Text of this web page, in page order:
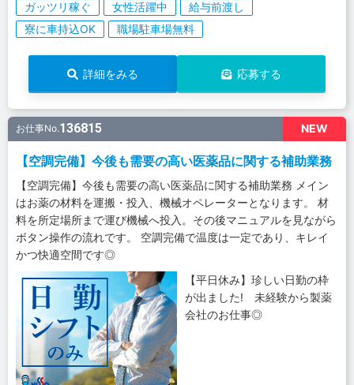
ガッツリ稼ぐ
女性活躍中
給与前渡し
寮に車持込OK
職場駐車場無料
詳細をみる 応募する
NEW
お仕事No.136815
【空調完備】今後も需要の高い医薬品に関する補助業務
【空調完備】今後も需要の高い医薬品に関する補助業務 メイン
はお薬の材料を運搬・投入、機械オペレーターとなります。 材
料を所定場所まで運び機械へ投入。その後マニュアルを見ながら
ボタン操作の流れです。 空調完備で温度は一定であり、キレイ
かつ快適空間です◎
【平日休み】珍しい日勤の枠
が出ました! 未経験から製薬
会社のお仕事◎